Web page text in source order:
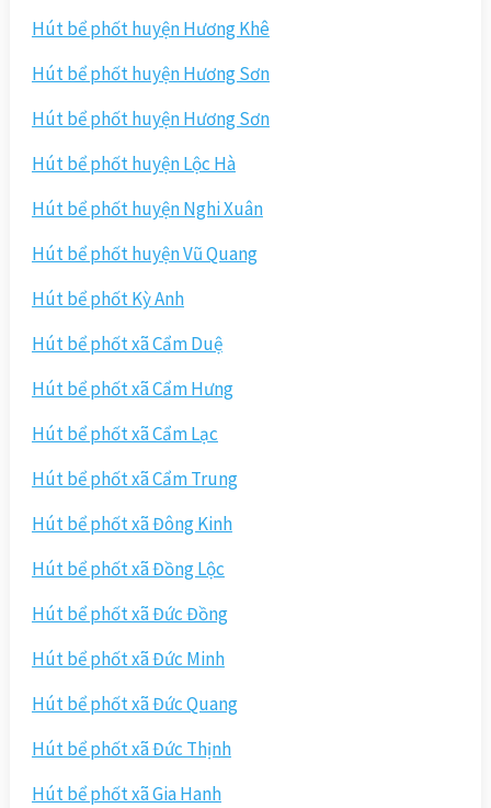
Hút bể phốt huyện Hương Khê
Hút bể phốt huyện Hương Sơn
Hút bể phốt huyện Hương Sơn
Hút bể phốt huyện Lộc Hà
Hút bể phốt huyện Nghi Xuân
Hút bể phốt huyện Vũ Quang
Hút bể phốt Kỳ Anh
Hút bể phốt xã Cẩm Duệ
Hút bể phốt xã Cẩm Hưng
Hút bể phốt xã Cẩm Lạc
Hút bể phốt xã Cẩm Trung
Hút bể phốt xã Đông Kinh
Hút bể phốt xã Đồng Lộc
Hút bể phốt xã Đức Đồng
Hút bể phốt xã Đức Minh
Hút bể phốt xã Đức Quang
Hút bể phốt xã Đức Thịnh
Hút bể phốt xã Gia Hanh